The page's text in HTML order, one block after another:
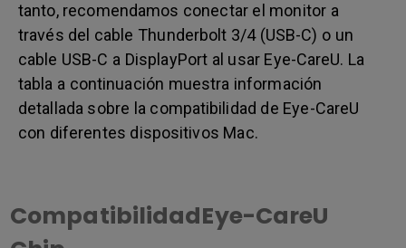
tanto, recomendamos conectar el monitor a
través del cable Thunderbolt 3/4 (USB-C) o un
cable USB-C a DisplayPort al usar Eye-CareU. La
tabla a continuación muestra información
detallada sobre la compatibilidad de Eye-CareU
con diferentes dispositivos Mac.
CompatibilidadEye-CareU